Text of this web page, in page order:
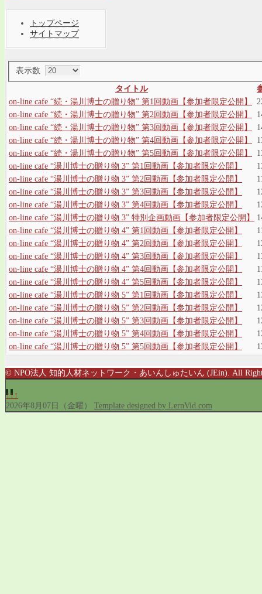
トップページ
サイトマップ
表示数
タイトル
on-line cafe “続・湯川博士の贈り物” 第1回動画【参加者限定公開】
on-line cafe “続・湯川博士の贈り物” 第2回動画【参加者限定公開】
on-line cafe “続・湯川博士の贈り物” 第3回動画【参加者限定公開】
on-line cafe “続・湯川博士の贈り物” 第4回動画【参加者限定公開】
on-line cafe “続・湯川博士の贈り物” 第5回動画【参加者限定公開】
on-line cafe “湯川博士の贈り物 3” 第1回動画【参加者限定公開】
on-line cafe “湯川博士の贈り物 3” 第2回動画【参加者限定公開】
on-line cafe “湯川博士の贈り物 3” 第3回動画【参加者限定公開】
on-line cafe “湯川博士の贈り物 3” 第4回動画【参加者限定公開】
on-line cafe “湯川博士の贈り物 3” 特別企画動画【参加者限定公開】
on-line cafe “湯川博士の贈り物 4” 第1回動画【参加者限定公開】
on-line cafe “湯川博士の贈り物 4” 第2回動画【参加者限定公開】
on-line cafe “湯川博士の贈り物 4” 第3回動画【参加者限定公開】
on-line cafe “湯川博士の贈り物 4” 第4回動画【参加者限定公開】
on-line cafe “湯川博士の贈り物 4” 第5回動画【参加者限定公開】
on-line cafe “湯川博士の贈り物 5” 第1回動画【参加者限定公開】
on-line cafe “湯川博士の贈り物 5” 第2回動画【参加者限定公開】
on-line cafe “湯川博士の贈り物 5” 第3回動画【参加者限定公開】
on-line cafe “湯川博士の贈り物 5” 第4回動画【参加者限定公開】
on-line cafe “湯川博士の贈り物 5” 第5回動画【参加者限定公開】
© NPO法人 知的人材ネットワーク・あいんしゅたいん (JEin). All
↑↑↑
2026年8月07日（金曜）
Template designed by LernVid.com